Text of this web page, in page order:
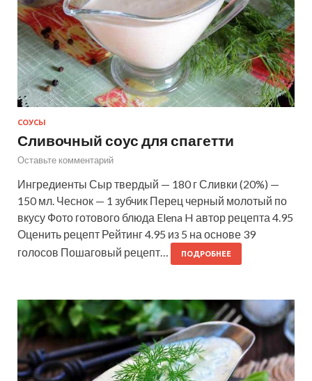
СОУСЫ
Сливочный соус для спагетти
Оставьте комментарий
Ингредиенты Сыр твердый — 180 г Сливки (20%) —
150 мл. Чеснок — 1 зубчик Перец черный молотый по
вкусу Фото готового блюда Elena H автор рецепта 4.95
Оценить рецепт Рейтинг 4.95 из 5 на основе 39
голосов Пошаговый рецепт…
ПОДРОБНЕЕ